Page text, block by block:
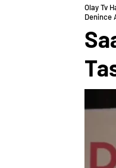
Olay Tv
Denince